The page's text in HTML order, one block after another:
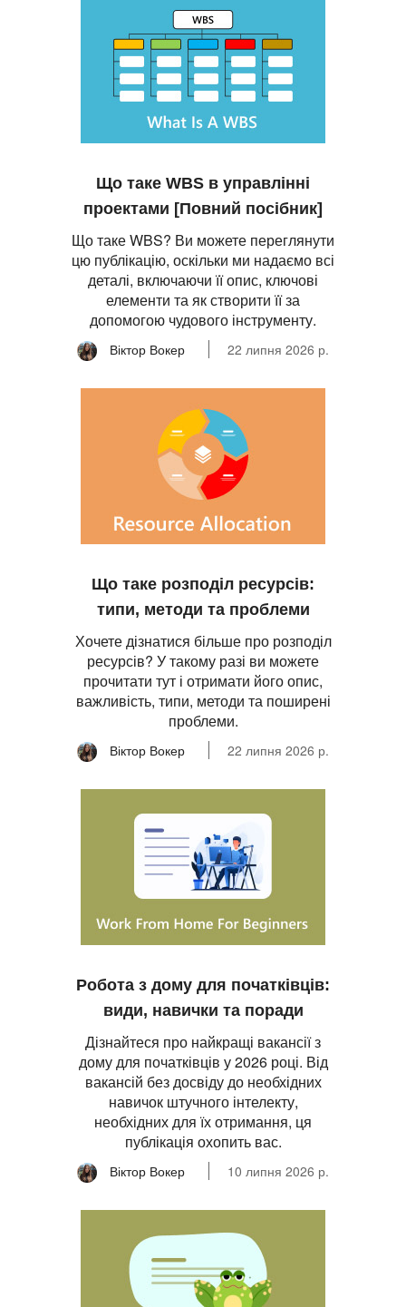
Що таке WBS в управлінні
проектами [Повний посібник]
Що таке WBS? Ви можете переглянути
цю публікацію, оскільки ми надаємо всі
деталі, включаючи її опис, ключові
елементи та як створити її за
допомогою чудового інструменту.
Віктор Вокер 22 липня 2026 р.
Що таке розподіл ресурсів:
типи, методи та проблеми
Хочете дізнатися більше про розподіл
ресурсів? У такому разі ви можете
прочитати тут і отримати його опис,
важливість, типи, методи та поширені
проблеми.
Віктор Вокер 22 липня 2026 р.
Робота з дому для початківців:
види, навички та поради
Дізнайтеся про найкращі вакансії з
дому для початківців у 2026 році. Від
вакансій без досвіду до необхідних
навичок штучного інтелекту,
необхідних для їх отримання, ця
публікація охопить вас.
Віктор Вокер 10 липня 2026 р.